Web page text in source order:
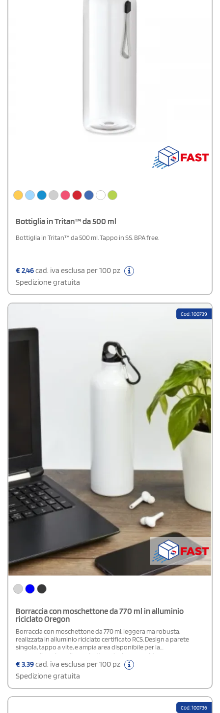
Bottiglia in Tritan™ da 500 ml
Bottiglia in Tritan™ da 500 ml. Tappo in SS. BPA free.
€2,46cad. iva esclusa per 100 pz
Spedizione gratuita
Cod: 100739
Borraccia con moschettone da 770 ml in alluminio
riciclato Oregon
Borraccia con moschettone da 770 ml, leggera ma robusta,
realizzata in alluminio riciclato certificato RCS. Design a parete
singola, tappo a vite, e ampia area disponibile per la
personalizzazione. Il moschettone incluso, non idoneo
all’arrampicata, permette di agganciarla facilmente allo zaino o alla
borsa. Il prodotto è privo di BPA, conforme alla normativa
alimentare tedesca LFGB e testato per l’assenza di ftalati secondo il
regolamento REACH. L’87% della borraccia è composto da alluminio
riciclato al 100%, mentre, la parte restante, è in plastica.
€3,39cad. iva esclusa per 100 pz
Spedizione gratuita
Cod: 100736